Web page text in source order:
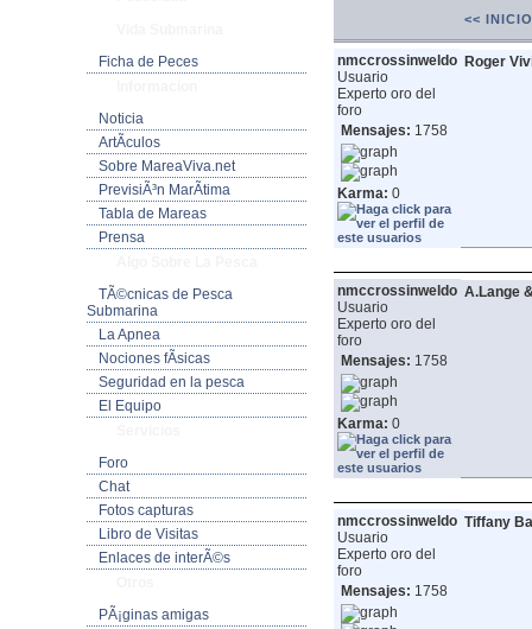
Ficha de Peces
Noticia
ArtÃ­culos
Sobre MareaViva.net
PrevisiÃ³n MarÃ­tima
Tabla de Mareas
Prensa
TÃ©cnicas de Pesca
Submarina
La Apnea
Nociones fÃ­sicas
Seguridad en la pesca
El Equipo
Foro
Chat
Fotos capturas
Libro de Visitas
Enlaces de interÃ©s
PÃ¡ginas amigas
<< INICIO
nmccrossinweldo
Usuario
Experto oro del
foro
Mensajes: 1758
Karma: 0
Roger
nmccrossinweldo
Usuario
Experto oro del
foro
Mensajes: 1758
Karma: 0
A.Lange
nmccrossinweldo
Usuario
Experto oro del
foro
Mensajes: 1758
Tiffany